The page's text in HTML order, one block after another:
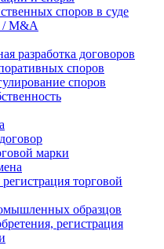
споров в суде
/ M&A
разработка договоров
споров
споров
марки
торговой
образцов
регистрация